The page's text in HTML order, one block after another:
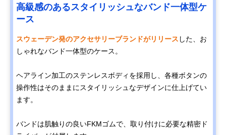
高級感のあるスタイリッシュなバンド一体型ケ
ース
スウェーデン発のアクセサリーブランドがリリース した、お
しゃれなバンド一体型のケース。
ヘアライン加工のステンレスボディを採用し、各種ボタンの
操作性はそのままにスタイリッシュなデザインに仕上げてい
ます。
バンドは肌触りの良いFKMゴムで、取り付けに必要な精密ド